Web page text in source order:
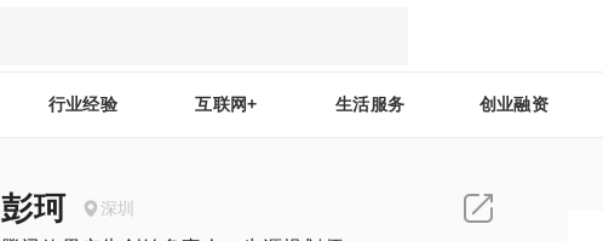
行业经验 互联网+ 生活服务 创业融资
彭珂 深圳